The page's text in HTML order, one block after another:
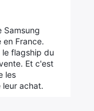
Samsung
en France.
flagship du
Et c'est
les
achat.